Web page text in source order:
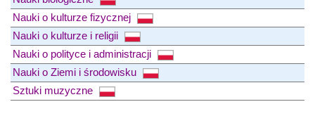
Nauki o kulturze fizycznej
Nauki o kulturze i religii
Nauki o polityce i administracji
Nauki o Ziemi i środowisku
Sztuki muzyczne